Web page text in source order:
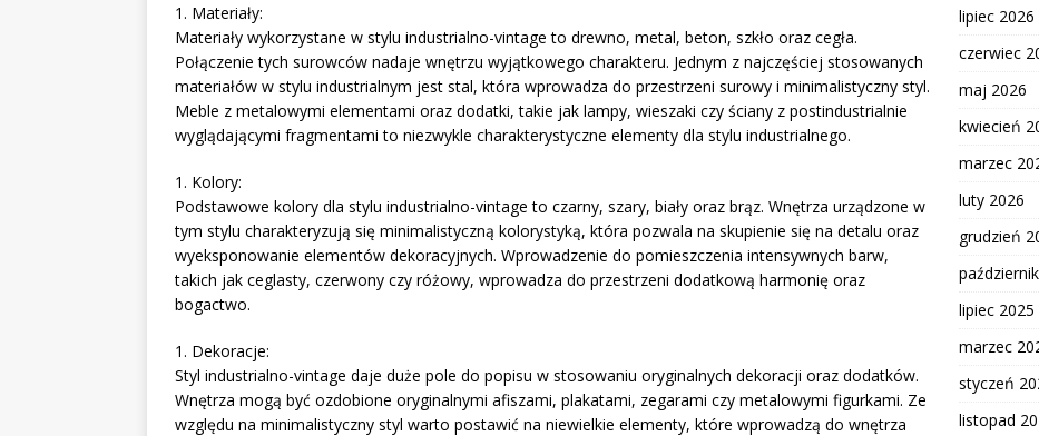
1. Materiały:
Materiały wykorzystane w stylu industrialno-vintage to drewno, metal, beton, szkło oraz cegła.
Połączenie tych surowców nadaje wnętrzu wyjątkowego charakteru. Jednym z najczęściej stosowanych
materiałów w stylu industrialnym jest stal, która wprowadza do przestrzeni surowy i minimalistyczny styl.
Meble z metalowymi elementami oraz dodatki, takie jak lampy, wieszaki czy ściany z postindustrialnie
wyglądającymi fragmentami to niezwykle charakterystyczne elementy dla stylu industrialnego.
1. Kolory:
Podstawowe kolory dla stylu industrialno-vintage to czarny, szary, biały oraz brąz. Wnętrza urządzone w
tym stylu charakteryzują się minimalistyczną kolorystyką, która pozwala na skupienie się na detalu oraz
wyeksponowanie elementów dekoracyjnych. Wprowadzenie do pomieszczenia intensywnych barw,
takich jak ceglasty, czerwony czy różowy, wprowadza do przestrzeni dodatkową harmonię oraz
bogactwo.
1. Dekoracje:
Styl industrialno-vintage daje duże pole do popisu w stosowaniu oryginalnych dekoracji oraz dodatków.
Wnętrza mogą być ozdobione oryginalnymi afiszami, plakatami, zegarami czy metalowymi figurkami. Ze
względu na minimalistyczny styl warto postawić na niewielkie elementy, które wprowadzą do wnętrza
lipiec 2026
czerwiec
maj 2026
kwiecień
marzec
luty 2026
grudzień
lipiec 2025
marzec
styczeń
listopad